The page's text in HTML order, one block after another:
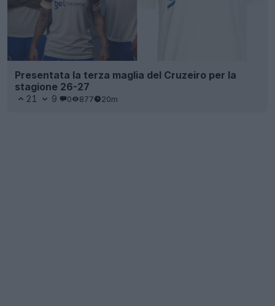
Presentata la terza maglia del Cruzeiro per la
stagione 26-27
21 9 0 877 20m